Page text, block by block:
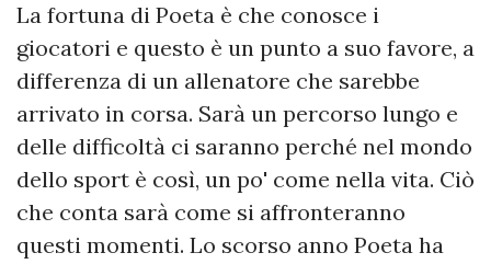
La fortuna di Poeta è che conosce i
giocatori e questo è un punto a suo favore, a
differenza di un allenatore che sarebbe
arrivato in corsa. Sarà un percorso lungo e
delle difficoltà ci saranno perché nel mondo
dello sport è così, un po' come nella vita. Ciò
che conta sarà come si affronteranno
questi momenti. Lo scorso anno Poeta ha